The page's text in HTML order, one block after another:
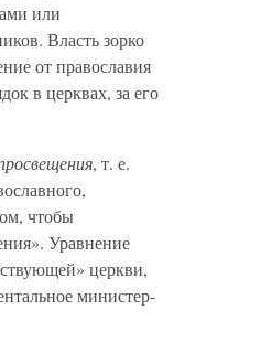
или
Власть зорко
от православия
в церквах, за его
, т. е.
чтобы
Уравнение
церкви,
министер-